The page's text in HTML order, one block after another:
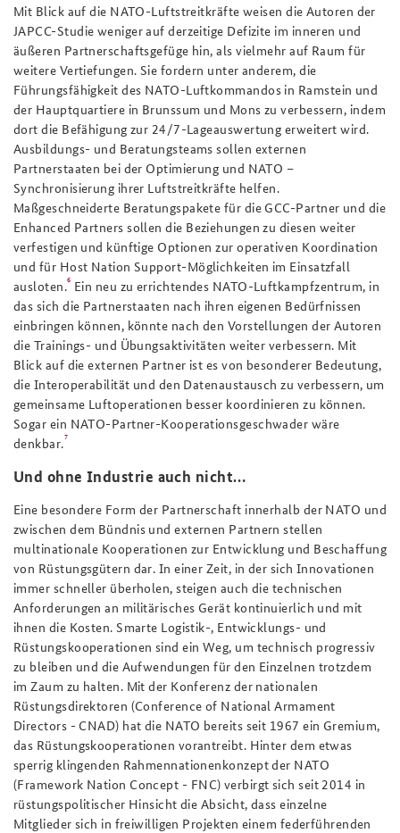
Mit Blick auf die NATO-Luftstreitkräfte weisen die Autoren der
JAPCC-Studie weniger auf derzeitige Defizite im inneren und
äußeren Partnerschaftsgefüge hin, als vielmehr auf Raum für
weitere Vertiefungen. Sie fordern unter anderem, die
Führungsfähigkeit des NATO-Luftkommandos in Ramstein und
der Hauptquartiere in Brunssum und Mons zu verbessern, indem
dort die Befähigung zur 24/7-Lageauswertung erweitert wird.
Ausbildungs- und Beratungsteams sollen externen
Partnerstaaten bei der Optimierung und NATO –
Synchronisierung ihrer Luftstreitkräfte helfen.
Maßgeschneiderte Beratungspakete für die GCC-Partner und die
Enhanced Partners sollen die Beziehungen zu diesen weiter
verfestigen und künftige Optionen zur operativen Koordination
und für Host Nation Support-Möglichkeiten im Einsatzfall
ausloten.6 Ein neu zu errichtendes NATO-Luftkampfzentrum, in
das sich die Partnerstaaten nach ihren eigenen Bedürfnissen
einbringen können, könnte nach den Vorstellungen der Autoren
die Trainings- und Übungsaktivitäten weiter verbessern. Mit
Blick auf die externen Partner ist es von besonderer Bedeutung,
die Interoperabilität und den Datenaustausch zu verbessern, um
gemeinsame Luftoperationen besser koordinieren zu können.
Sogar ein NATO-Partner-Kooperationsgeschwader wäre
denkbar.7
Und ohne Industrie auch nicht…
Eine besondere Form der Partnerschaft innerhalb der NATO und
zwischen dem Bündnis und externen Partnern stellen
multinationale Kooperationen zur Entwicklung und Beschaffung
von Rüstungsgütern dar. In einer Zeit, in der sich Innovationen
immer schneller überholen, steigen auch die technischen
Anforderungen an militärisches Gerät kontinuierlich und mit
ihnen die Kosten. Smarte Logistik-, Entwicklungs- und
Rüstungskooperationen sind ein Weg, um technisch progressiv
zu bleiben und die Aufwendungen für den Einzelnen trotzdem
im Zaum zu halten. Mit der Konferenz der nationalen
Rüstungsdirektoren (Conference of National Armament
Directors - CNAD) hat die NATO bereits seit 1967 ein Gremium,
das Rüstungskooperationen vorantreibt. Hinter dem etwas
sperrig klingenden Rahmennationenkonzept der NATO
(Framework Nation Concept - FNC) verbirgt sich seit 2014 in
rüstungspolitischer Hinsicht die Absicht, dass einzelne
Mitglieder sich in freiwilligen Projekten einem federführenden